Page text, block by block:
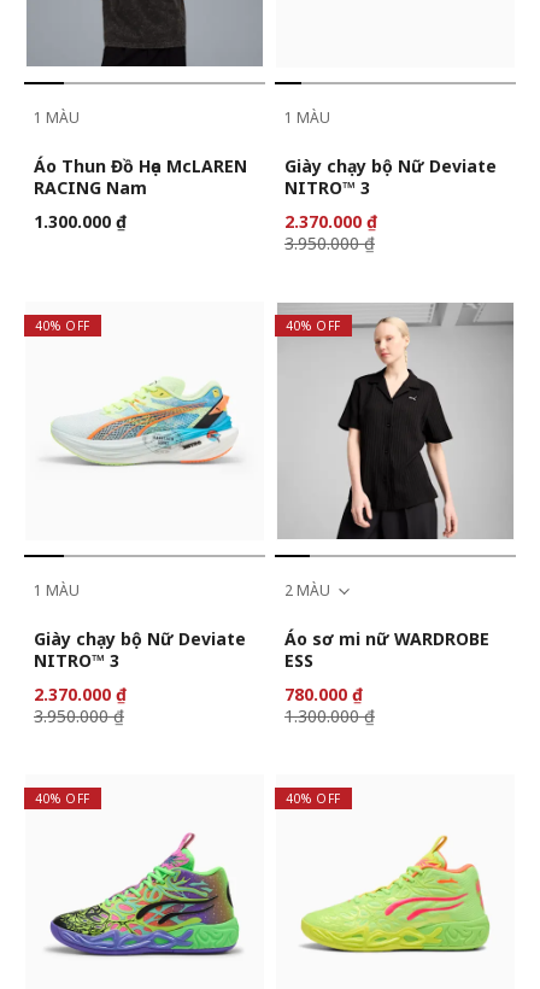
1 MÀU
Áo Thun Đồ Họa McLAREN
RACING Nam
1.300.000 ₫
1 MÀU
Giày chạy bộ Nữ Deviate
NITRO™ 3
2.370.000 ₫
3.950.000 ₫
40% OFF
1 MÀU
Giày chạy bộ Nữ Deviate
NITRO™ 3
2.370.000 ₫
3.950.000 ₫
40% OFF
2 MÀU
Áo sơ mi nữ WARDROBE
ESS
780.000 ₫
1.300.000 ₫
40% OFF 40% OFF